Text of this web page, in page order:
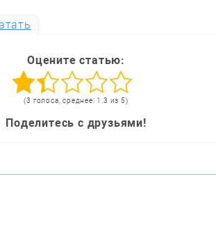
Оцените статью:
(3 голоса, среднее: 1.3 из 5)
Поделитесь с друзьями!